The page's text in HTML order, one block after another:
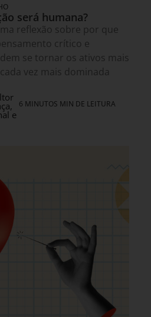
será humana?
reflexão sobre por que
crítico e
se tornar os ativos mais
vez mais dominada
e
6 MINUTOS MIN DE LEITURA